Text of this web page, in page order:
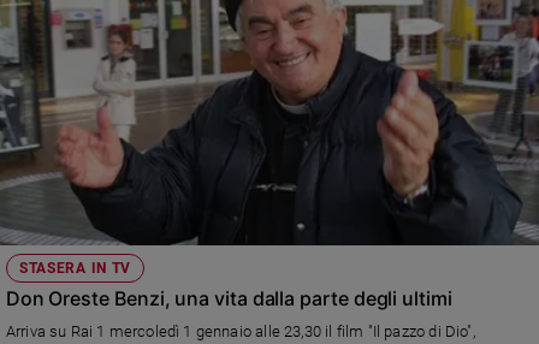
STASERA IN TV
Don Oreste Benzi, una vita dalla parte degli ultimi
Arriva su Rai 1 mercoledì 1 gennaio alle 23,30 il film "Il pazzo di Dio",